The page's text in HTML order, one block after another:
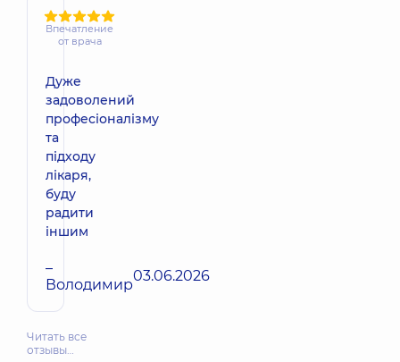
Впечатление
от врача
Дуже
задоволений
професіоналізму
та
підходу
лікаря,
буду
радити
іншим
–
Володимир03.06.2026
Читать все
отзывы…